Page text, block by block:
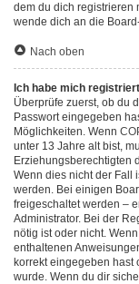
dem du dich registrieren
wende dich an die
Nach oben
Ich habe mich
Überprüfe zuerst, ob du
Passwort eingegeben
Möglichkeiten. Wenn
unter 13 Jahre alt bist,
Erziehungsberechtigten
Wenn dies nicht der Fall
werden. Bei einigen
freigeschaltet werden –
Administrator. Bei der
nötig ist oder nicht.
enthaltenen
korrekt eingegeben hast
wurde. Wenn du dir